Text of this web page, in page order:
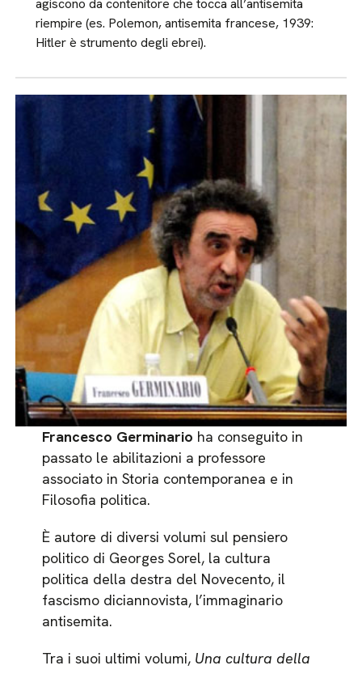
agiscono da contenitore che tocca all’antisemita
riempire (es. Polemon, antisemita francese, 1939:
Hitler è strumento degli ebrei).
Francesco Germinario ha conseguito in
passato le abilitazioni a professore
associato in Storia contemporanea e in
Filosofia politica.
È autore di diversi volumi sul pensiero
politico di Georges Sorel, la cultura
politica della destra del Novecento, il
fascismo diciannovista, l’immaginario
antisemita.
Tra i suoi ultimi volumi, Una cultura della